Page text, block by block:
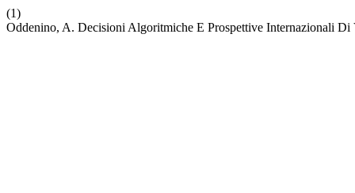
(1)
Oddenino, A. Decisioni Algoritmiche E Prospettive Internazionali